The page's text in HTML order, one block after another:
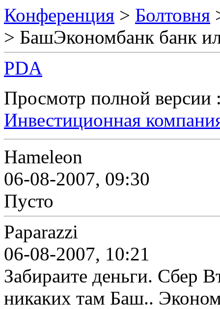
Конференция > Болтовня
> БашЭкономбанк банк
PDA
Просмотр полной
Инвестиционная
Hameleon
06-08-2007, 09:30
Пусто
Paparazzi
06-08-2007, 10:21
Забираите деньги. Сбер
никаких там Баш..